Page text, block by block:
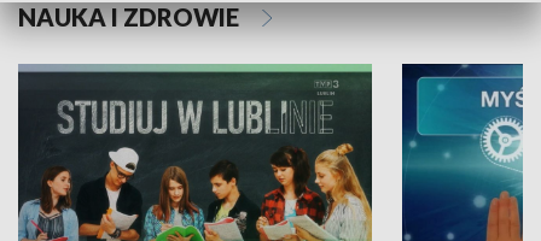
NAUKA I ZDROWIE